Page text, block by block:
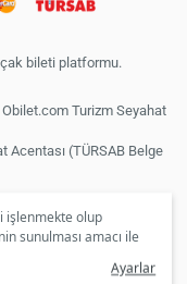
işlenmekte olup
sunulması amacı ile
özel
seçeneğineAyarlar
bileti platformu.
Turizm Seyahat
Acentası (TÜRSAB Belge